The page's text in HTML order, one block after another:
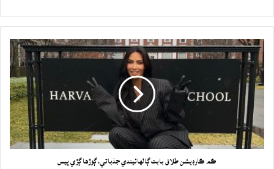
ڪم ڪارڊيشن طلاق بابت ڳالهائيندي جذباتي، ڳوڙها ڳڙي پيس